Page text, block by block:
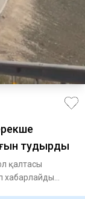
тудырды
қалтасы
хабарлайды